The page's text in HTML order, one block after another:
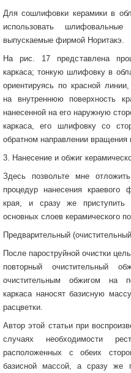
Для сошлифовки керамики в
использовать
выпускаемые фирмой Норитакэ.
На рис. 17 представлена
каркаса; тонкую шлифовку в
ориентируясь по красной
на внутреннюю поверхность
нанесенной на его наружную
каркаса, его шлифовку со
обратном направлении вращения
3. Нанесение и обжиг
Здесь позвольте мне
процедур нанесения краевого
края, и сразу же приступить
основных слоев керамического
Предварительный
После пароструйной очистки
повторный очистительный
очистительным обжигом на
каркаса наносят базисную
расцветки.
Автор этой статьи при
случаях необходимости
расположенных с обеих
базисной массой, а сразу же